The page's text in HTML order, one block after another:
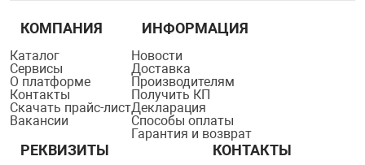
КОМПАНИЯ
Каталог
Сервисы
О платформе
Контакты
Скачать прайс-лист
Вакансии
ИНФОРМАЦИЯ
Новости
Доставка
Производителям
Получить КП
Декларация
Способы оплаты
Гарантия и возврат
РЕКВИЗИТЫ КОНТАКТЫ